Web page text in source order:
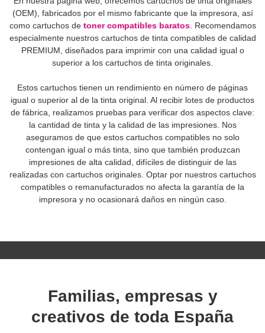
(OEM), fabricados por el mismo fabricante que la impresora, así
como cartuchos de toner compatibles baratos. Recomendamos
especialmente nuestros cartuchos de tinta compatibles de calidad
PREMIUM, diseñados para imprimir con una calidad igual o
superior a los cartuchos de tinta originales.
Estos cartuchos tienen un rendimiento en número de páginas
igual o superior al de la tinta original. Al recibir lotes de productos
de fábrica, realizamos pruebas para verificar dos aspectos clave:
la cantidad de tinta y la calidad de las impresiones. Nos
aseguramos de que estos cartuchos compatibles no solo
contengan igual o más tinta, sino que también produzcan
impresiones de alta calidad, difíciles de distinguir de las
realizadas con cartuchos originales. Optar por nuestros cartuchos
compatibles o remanufacturados no afecta la garantía de la
impresora y no ocasionará daños en ningún caso.
Familias, empresas y
creativos de toda España